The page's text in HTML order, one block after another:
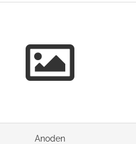
Anoden